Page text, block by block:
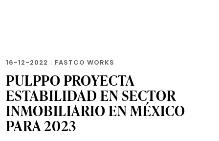
16-12-2022 | FASTCO WORKS
PULPPO PROYECTA
ESTABILIDAD EN SECTOR
INMOBILIARIO EN MÉXICO
PARA 2023